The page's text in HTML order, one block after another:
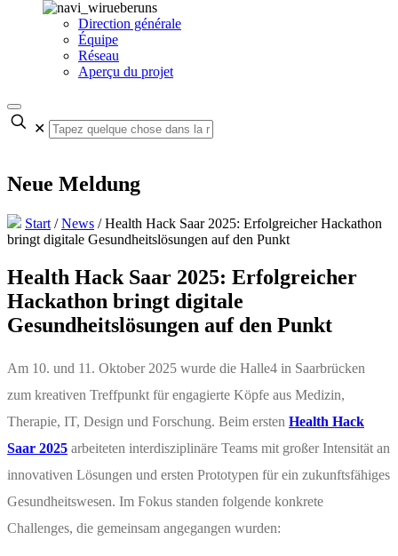
Direction générale
Équipe
Réseau
Aperçu du projet
✕
Neue Meldung
Start /News /Health Hack Saar 2025: Erfolgreicher Hackathon
bringt digitale Gesundheitslösungen auf den Punkt
Health Hack Saar 2025: Erfolgreicher
Hackathon bringt digitale
Gesundheitslösungen auf den Punkt
Am 10. und 11. Oktober 2025 wurde die Halle4 in Saarbrücken
zum kreativen Treffpunkt für engagierte Köpfe aus Medizin,
Therapie, IT, Design und Forschung. Beim ersten Health Hack
Saar 2025 arbeiteten interdisziplinäre Teams mit großer Intensität an
innovativen Lösungen und ersten Prototypen für ein zukunftsfähiges
Gesundheitswesen. Im Fokus standen folgende konkrete
Challenges, die gemeinsam angegangen wurden: